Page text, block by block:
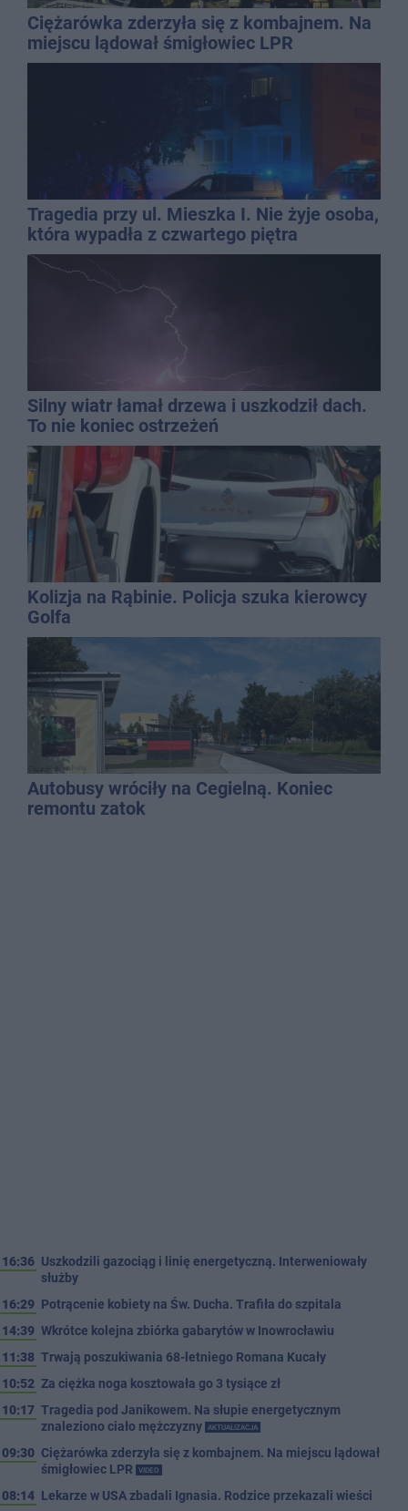
Ciężarówka zderzyła się z kombajnem. Na
miejscu lądował śmigłowiec LPR
Tragedia przy ul. Mieszka I. Nie żyje osoba,
która wypadła z czwartego piętra
Silny wiatr łamał drzewa i uszkodził dach.
To nie koniec ostrzeżeń
Kolizja na Rąbinie. Policja szuka kierowcy
Golfa
Autobusy wróciły na Cegielną. Koniec
remontu zatok
16:36 Uszkodzili gazociąg i linię energetyczną. Interweniowały
służby
16:29 Potrącenie kobiety na Św. Ducha. Trafiła do szpitala
14:39 Wkrótce kolejna zbiórka gabarytów w Inowrocławiu
11:38 Trwają poszukiwania 68-letniego Romana Kucały
10:52 Za ciężka noga kosztowała go 3 tysiące zł
10:17 Tragedia pod Janikowem. Na słupie energetycznym
znaleziono ciało mężczyzny
AKTUALIZACJA
09:30 Ciężarówka zderzyła się z kombajnem. Na miejscu lądował
śmigłowiec LPR
VIDEO
08:14 Lekarze w USA zbadali Ignasia. Rodzice przekazali wieści